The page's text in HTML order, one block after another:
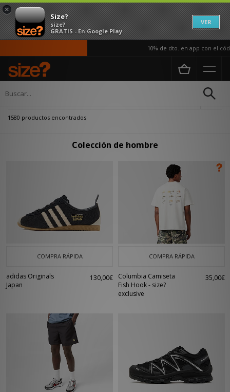
×
Size?
size?
GRATIS - En Google Play
VER
10% de dto. en app con el código
Página principal
1580 productos encontrados
Colección de hombre
COMPRA RÁPIDA
adidas Originals
Japan
130,00€
COMPRA RÁPIDA
Columbia Camiseta
Fish Hook - size?
exclusive
35,00€